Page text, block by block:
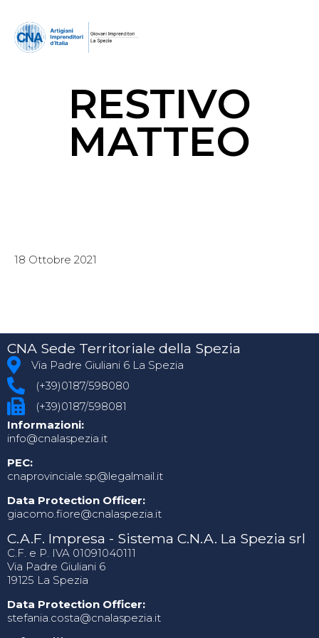
RESTIVO
MATTEO
18 Ottobre 2021
CNA Sede Territoriale della Spezia
Via Padre Giuliani 6 La Spezia
(+39)0187/598080
(+39)0187/598081
Informazioni:
info@cnalaspezia.it
PEC:
cnaprovinciale.sp@legalmail.it
Data Protection Officer:
giacomo.fiore@cnalaspezia.it
C.A.F. Impresa - Sistema C.N.A. La Spezia srl
C.F. e P. IVA 01091040111
Via Padre Giuliani 6
19125 La Spezia
Data Protection Officer:
stefania.costa@cnalaspezia.it